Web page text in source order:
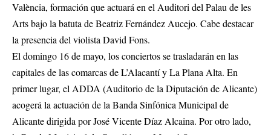
València, formación que actuará en el Auditori del Palau de les
Arts bajo la batuta de Beatriz Fernández Aucejo. Cabe destacar
la presencia del violista David Fons.
El domingo 16 de mayo, los conciertos se trasladarán en las
capitales de las comarcas de L’Alacantí y La Plana Alta. En
primer lugar, el ADDA (Auditorio de la Diputación de Alicante)
acogerá la actuación de la Banda Sinfónica Municipal de
Alicante dirigida por José Vicente Díaz Alcaina. Por otro lado,